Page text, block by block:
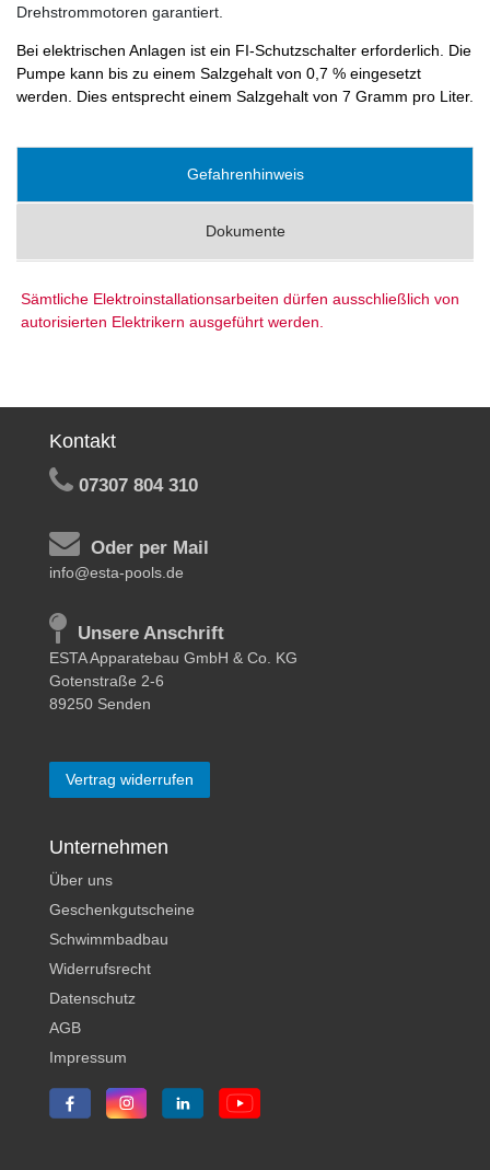
Drehstrommotoren garantiert.
Bei elektrischen Anlagen ist ein FI-Schutzschalter erforderlich. Die
Pumpe kann bis zu einem Salzgehalt von 0,7 % eingesetzt
werden. Dies entsprecht einem Salzgehalt von 7 Gramm pro Liter.
Gefahrenhinweis
Dokumente
Sämtliche Elektroinstallationsarbeiten dürfen ausschließlich von
autorisierten Elektrikern ausgeführt werden.
Kontakt
07307 804 310
Oder per Mail
info@esta-pools.de
Unsere Anschrift
ESTA Apparatebau GmbH & Co. KG
Gotenstraße 2-6
89250 Senden
Vertrag widerrufen
Unternehmen
Über uns
Geschenkgutscheine
Schwimmbadbau
Widerrufsrecht
Datenschutz
AGB
Impressum